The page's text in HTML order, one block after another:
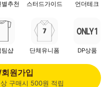
추천 스터드가이드 언더테크
팀샵 단체유니폼
ONLY 1
DP상품
원가입
구매시 500원 적립